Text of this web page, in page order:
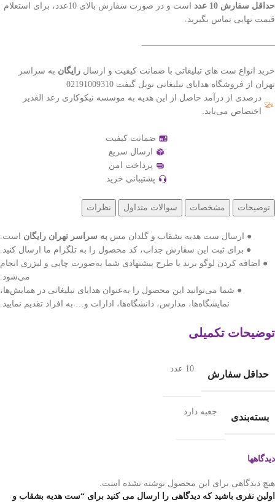
حداقل سفارش 10 عدد
است و در صورت سفارش بالای 10عدد، برای استعلام
قیمت نهایی تماس بگیرید.
———————————————–
خرید انواع ست های تبلیغاتی با ضمانت کیفیت و ارسال رایگان به سراسر
تهران از فروشگاه هدایای تبلیغاتی نوبل گیفت 02191009310
درصدی از درآمد حاصل از این هدیه به موسسه نیکوکاری رعد الغدیر
اختصاص می‌یابد.
ضمانت کیفیت
ارسال سریع
پرداخت امن
پشتیبانی خرید
توضیحات مشخصات سوالات متداول نظرات
● ارسال ست هدیه بشقاب و گلدان مس به سراسر تهران رایگان است.
● برای ثبت این سفارش جذاب، کد محصول را به تلگرام ما ارسال کنید.
● اضافه کردن لوگو برند یا طرح پیشنهادی شما به‌صورت چاپی و لیزری انجام
می‌شود.
● شما می‌توانید این محصول را به‌عنوان هدایای تبلیغاتی در همایش‌ها،
نمایشگاه‌ها، مدارس، دانشگاه‌ها، ادارات و… به افراد تقدیم نمایید.
توضیحات تکمیلی
حداقل سفارش
10 عدد
بسته‌بندی
جعبه دارد
دیدگاهها
هیچ دیدگاهی برای این محصول نوشته نشده است.
اولین نفری باشید که دیدگاهی را ارسال می کنید برای “ست هدیه بشقاب و